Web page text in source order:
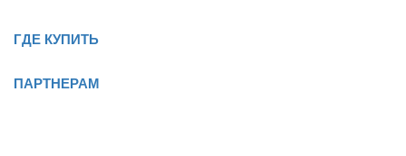
ГДЕ КУПИТЬ
ПАРТНЕРАМ